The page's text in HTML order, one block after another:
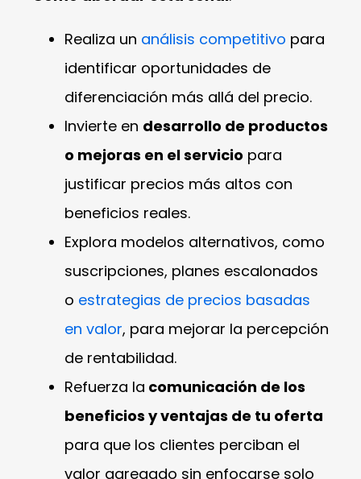
Realiza un análisis competitivo para
identificar oportunidades de
diferenciación más allá del precio.
Invierte en desarrollo de productos
o mejoras en el servicio para
justificar precios más altos con
beneficios reales.
Explora modelos alternativos, como
suscripciones, planes escalonados
o estrategias de precios basadas
en valor, para mejorar la percepción
de rentabilidad.
Refuerza la comunicación de los
beneficios y ventajas de tu oferta
para que los clientes perciban el
valor agregado sin enfocarse solo